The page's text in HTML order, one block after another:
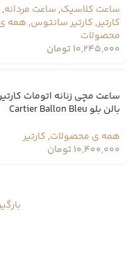
ساعت کلاسیک, ساعت مردانه,
کارتیر, کارتیر سانتوس, همه
محصولات
10,245,000تومان
ساعت مچی زنانه اتومات
بالن بلو Cartier Ballon Bleu
همه ی محصولات, کارتیر
10,400,000تومان